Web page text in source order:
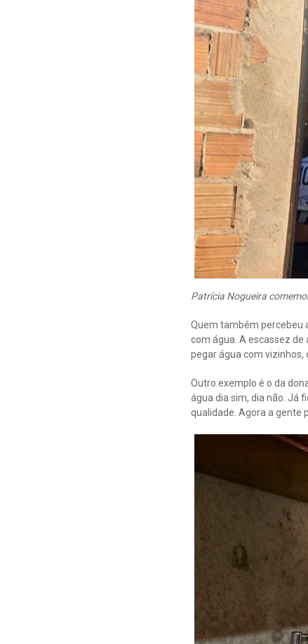
Patrícia Nogueira
Quem também percebeu
com água. A escassez
pegar água com vizinhos,
Outro exemplo é o da
água dia sim, dia não. Já
qualidade. Agora a gente